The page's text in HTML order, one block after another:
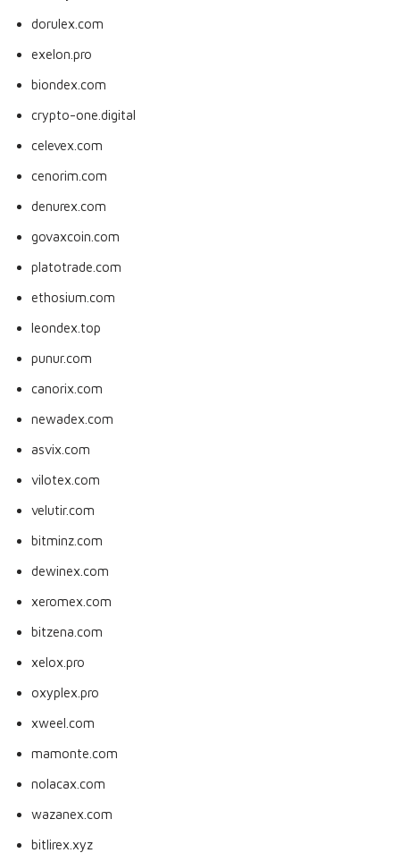
dorulex.com
exelon.pro
biondex.com
crypto-one.digital
celevex.com
cenorim.com
denurex.com
govaxcoin.com
platotrade.com
ethosium.com
leondex.top
punur.com
canorix.com
newadex.com
asvix.com
vilotex.com
velutir.com
bitminz.com
dewinex.com
xeromex.com
bitzena.com
xelox.pro
oxyplex.pro
xweel.com
mamonte.com
nolacax.com
wazanex.com
bitlirex.xyz